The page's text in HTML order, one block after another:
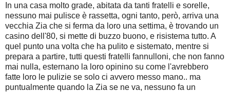
In una casa molto grade, abitata da tanti fratelli e sorelle,
nessuno mai pulisce è rassetta, ogni tanto, però, arriva una
vecchia Zia che si ferma da loro una settima, è trovando un
casino dell'80, si mette di buzzo buono, e risistema tutto. A
quel punto una volta che ha pulito e sistemato, mentre si
prepara a partire, tutti questi fratelli fannulloni, che non fanno
mai null a, esternano la loro opinino su come l'avrebbero
fatte loro le pulizie se solo ci avvero messo mano.. ma
puntualmente quando la Zia se ne va, nessuno fa un